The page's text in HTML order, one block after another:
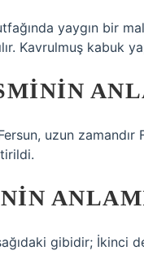
yaygın bir
Kavrulmuş kabuk
uzun
gibidir; İkinci